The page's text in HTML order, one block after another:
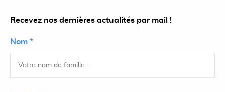
Recevez nos dernières actualités par mail !
Nom *